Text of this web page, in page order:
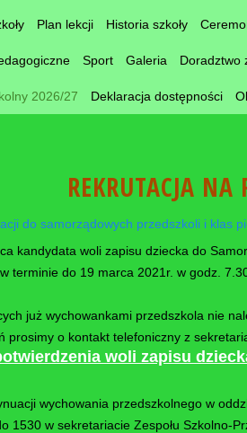
Plan lekcji Historia szkoły
Sport Galeria Doradztwo
2026/27 Deklaracja dostępności
do samorządowych przedszkoli i klas
wychowania przedszkolnego w
w sekretariacie Zespołu Szkolno-
REKRUTACJA
kandydata woli zapisu dziecka do
terminie do 19 marca 2021r. w godz.
już wychowankami przedszkola nie
prosimy o kontakt telefoniczny z
woli zapisu